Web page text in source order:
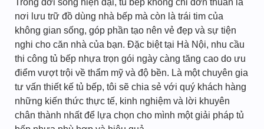
Trong đời sống hiện đại, tủ bếp không chỉ đơn thuần là
nơi lưu trữ đồ dùng nhà bếp mà còn là trái tim của
không gian sống, góp phần tạo nên vẻ đẹp và sự tiện
nghi cho căn nhà của bạn. Đặc biệt tại Hà Nội, nhu cầu
thi công tủ bếp nhựa trọn gói ngày càng tăng cao do ưu
điểm vượt trội về thẩm mỹ và độ bền. Là một chuyên gia
tư vấn thiết kế tủ bếp, tôi sẽ chia sẻ với quý khách hàng
những kiến thức thực tế, kinh nghiệm và lời khuyên
chân thành nhất để lựa chọn cho mình một giải pháp tủ